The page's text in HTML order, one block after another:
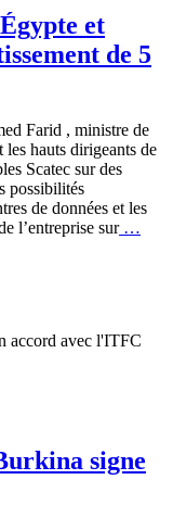
et
de 5
Farid , ministre de
les hauts dirigeants de
Scatec sur des
possibilités
de données et les
l’entreprise sur…
d’un
signe